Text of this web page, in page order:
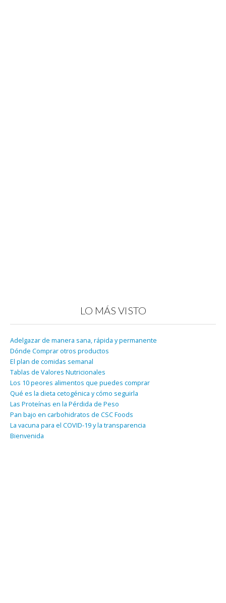
LO MÁS VISTO
Adelgazar de manera sana, rápida y permanente
Dónde Comprar otros productos
El plan de comidas semanal
Tablas de Valores Nutricionales
Los 10 peores alimentos que puedes comprar
Qué es la dieta cetogénica y cómo seguirla
Las Proteínas en la Pérdida de Peso
Pan bajo en carbohidratos de CSC Foods
La vacuna para el COVID-19 y la transparencia
Bienvenida